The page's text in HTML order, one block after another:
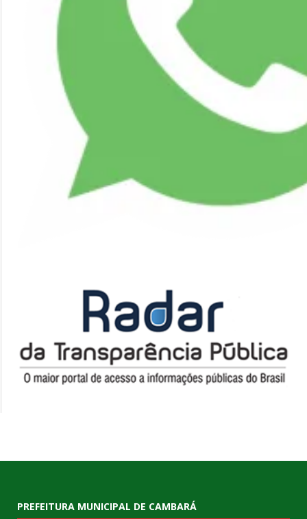
PREFEITURA MUNICIPAL DE CAMBARÁ